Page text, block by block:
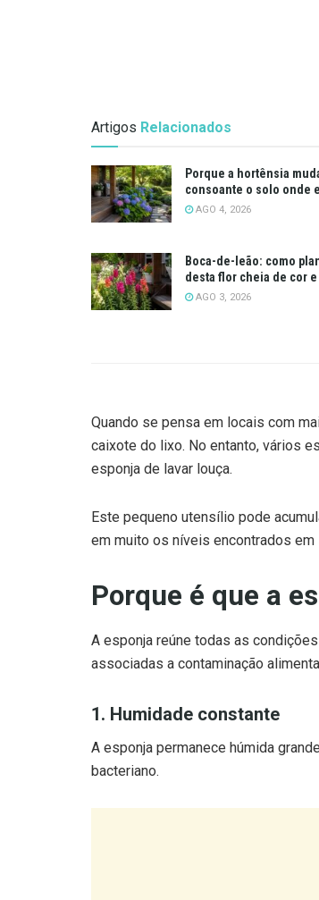
Artigos Relacionados
Porque a hortênsia
consoante o solo onde
AGO 4, 2026
Boca-de-leão: como
desta flor cheia de cor
AGO 3, 2026
Quando se pensa em locais com
caixote do lixo. No entanto, vários
esponja de lavar louça.
Este pequeno utensílio pode
em muito os níveis encontrados
Porque é que a
A esponja reúne todas as
associadas a contaminação
1. Humidade constante
A esponja permanece húmida
bacteriano.